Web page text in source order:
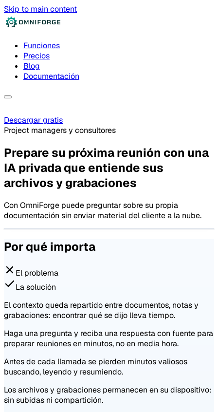
Skip to main content
Funciones
Precios
Blog
Documentación
Descargar gratis
Project managers y consultores
Prepare su próxima reunión con una
IA privada que entiende sus
archivos y grabaciones
Con OmniForge puede preguntar sobre su propia
documentación sin enviar material del cliente a la nube.
Por qué importa
El problema
La solución
El contexto queda repartido entre documentos, notas y
grabaciones: encontrar qué se dijo lleva tiempo.
Haga una pregunta y reciba una respuesta con fuente para
preparar reuniones en minutos, no en media hora.
Antes de cada llamada se pierden minutos valiosos
buscando, leyendo y resumiendo.
Los archivos y grabaciones permanecen en su dispositivo:
sin subidas ni compartición.